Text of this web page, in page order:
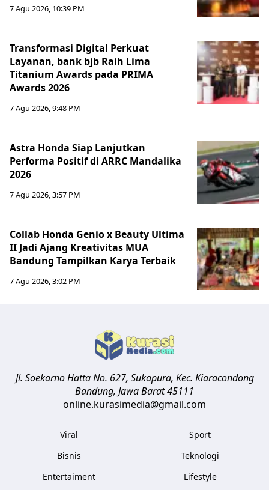
7 Agu 2026, 10:39 PM
Transformasi Digital Perkuat
Layanan, bank bjb Raih Lima
Titanium Awards pada PRIMA
Awards 2026
7 Agu 2026, 9:48 PM
Astra Honda Siap Lanjutkan
Performa Positif di ARRC Mandalika
2026
7 Agu 2026, 3:57 PM
Collab Honda Genio x Beauty Ultima
II Jadi Ajang Kreativitas MUA
Bandung Tampilkan Karya Terbaik
7 Agu 2026, 3:02 PM
Jl. Soekarno Hatta No. 627, Sukapura, Kec. Kiaracondong
Bandung, Jawa Barat45111
online.kurasimedia@gmail.com
Viral
Bisnis
Entertaiment
Sport
Teknologi
Lifestyle